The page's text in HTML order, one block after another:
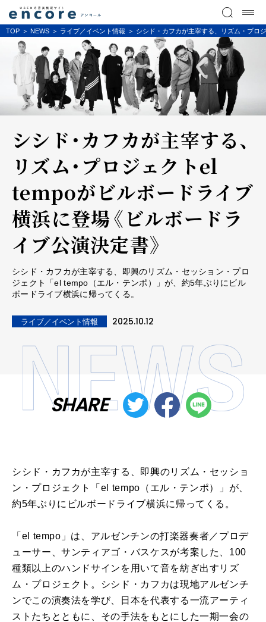
TOP NEWS ライブ／イベント情報 シシド・カフカが主宰する、リズム・プロ
シシド・カフカが主宰する、
リズム・プロジェクトel
tempoがビルボードライブ
横浜に登場《ビルボードラ
イブ公演決定書》
シシド・カフカが主宰する、即興のリズム・セッション・プロ
ジェクト「el tempo（エル・テンポ）」が、約5年ぶりにビル
ボードライブ横浜に帰ってくる。
ライブ／イベント情報 2025.10.12
SHARE
シシド・カフカが主宰する、即興のリズム・セッショ
ン・プロジェクト「el tempo（エル・テンポ）」が、
約5年ぶりにビルボードライブ横浜に帰ってくる。
「el tempo」は、アルゼンチンの打楽器奏者／プロデ
ューサー、サンティアゴ・バスケスが考案した、100
種類以上のハンドサインを用いて音を紡ぎ出すリズ
ム・プロジェクト。シシド・カフカは現地アルゼンチ
ンでこの演奏法を学び、日本を代表する一流アーティ
ストたちとともに、その手法をもとにした一期一会の